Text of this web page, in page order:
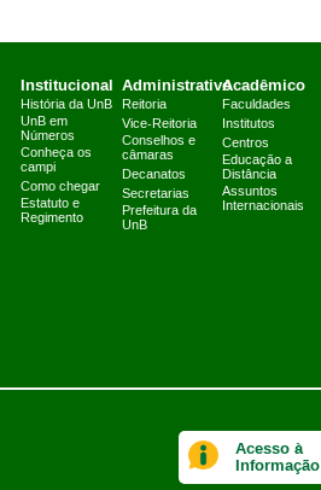
Institucional
História da UnB
UnB em
Números
Conheça os
campi
Como chegar
Estatuto e
Regimento
Administrativo
Reitoria
Vice-Reitoria
Conselhos e
câmaras
Decanatos
Secretarias
Prefeitura da
UnB
Acadêmico
Faculdades
Institutos
Centros
Educação a
Distância
Assuntos
Internacionais
Acesso à
Informação